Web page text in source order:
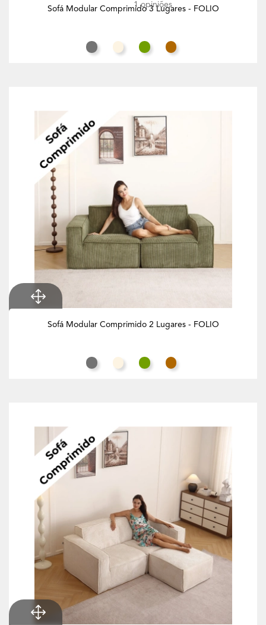
1opiniões
Sofá Modular Comprimido 3 Lugares - FOLIO
Cinza RatoBranco Creme
Verde Azeitona
Butternut
Sofá Modular Comprimido 2 Lugares - FOLIO
Cinza RatoBranco Creme
Verde Azeitona
Butternut